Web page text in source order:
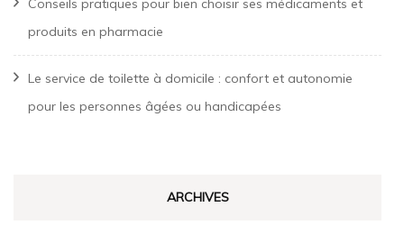
Conseils pratiques pour bien choisir ses médicaments et
produits en pharmacie
Le service de toilette à domicile : confort et autonomie
pour les personnes âgées ou handicapées
ARCHIVES